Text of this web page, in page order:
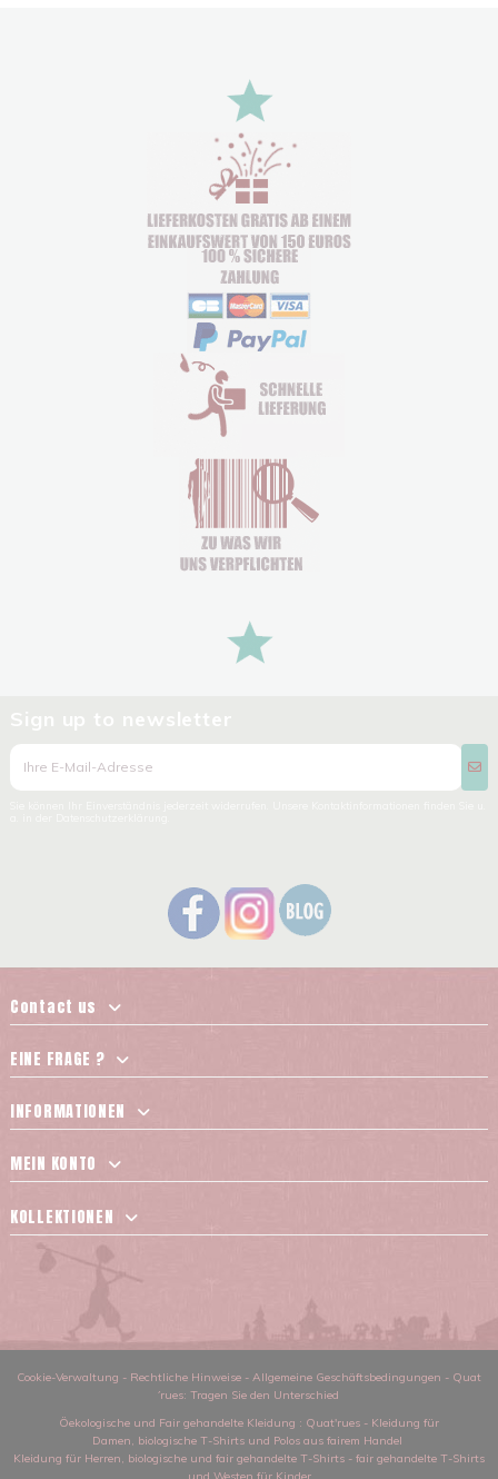
Contact us
EINE FRAGE ?
INFORMATIONEN
MEIN KONTO
KOLLEKTIONEN
Cookie-Verwaltung - Rechtliche Hinweise - Allgemeine Geschäftsbedingungen - Quat
´rues: Tragen Sie den Unterschied
Öekologische und Fair gehandelte Kleidung : Quat'rues - Kleidung für
Damen, biologische T-Shirts und Polos aus fairem Handel
Kleidung für Herren, biologische und fair gehandelte T-Shirts - fair gehandelte T-Shirts